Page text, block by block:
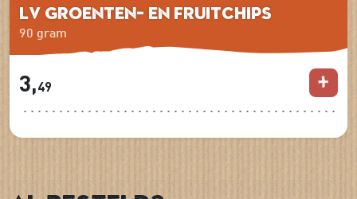
90 gram
LV Groenten- en Fruitchips
3,49